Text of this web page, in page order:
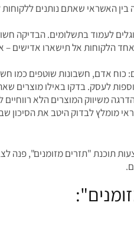
האשראי שאתם נותנים
לעמוד בתשלומים. הבדיקה
הלקוחות אל תישארו אדישים
אדם, חשבונות שוטפים כמו
לעסק. בדקו באילו מוצרים
משיווק המוצרים הלא רווחיים
מומלץ לבדוק היטב את הסיכון
תוכנת "תזרים מזומנים", פנה